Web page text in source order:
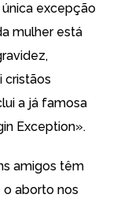
excepção
mulher está
cristãos
a já famosa
Exception».
amigos têm
aborto nos